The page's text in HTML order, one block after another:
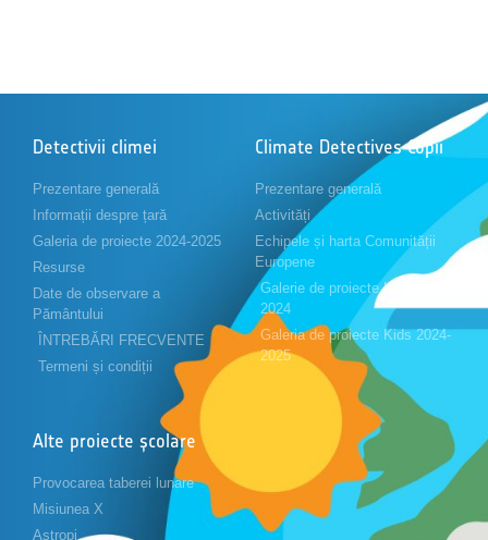
Detectivii climei
Prezentare generală
Informații despre țară
Galeria de proiecte 2024-2025
Resurse
Date de observare a
Pământului
ÎNTREBĂRI FRECVENTE
Termeni și condiții
Climate Detectives Copii
Prezentare generală
Activități
Echipele și harta Comunității
Europene
Galerie de proiecte Kids 2023-
2024
Galeria de proiecte Kids 2024-
2025
Alte proiecte școlare
Provocarea taberei lunare
Misiunea X
Astropi